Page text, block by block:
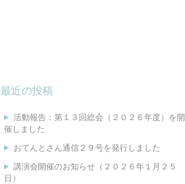
最近の投稿
活動報告：第１３回総会（２０２６年度）を開
催しました
おてんとさん通信２９号を発行しました
講演会開催のお知らせ（２０２６年１月２５
日）